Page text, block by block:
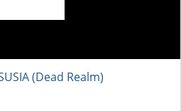
(Dead Realm)